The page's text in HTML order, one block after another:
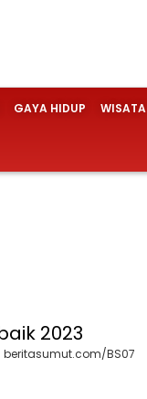
GAYA HIDUP WISATA
beritasumut.com/BS07